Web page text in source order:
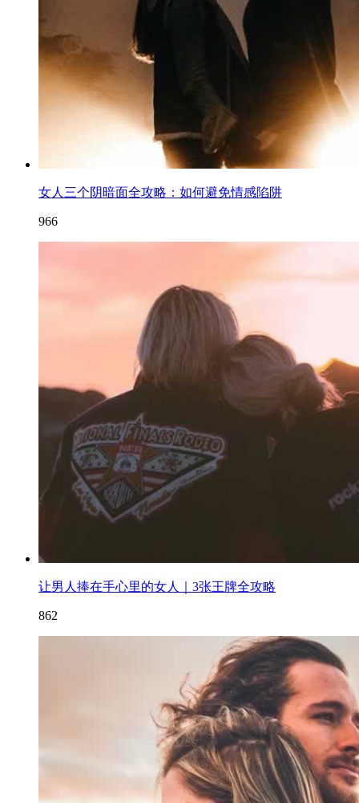
女人三个阴暗面全攻略：如何避免情感陷阱
966
让男人捧在手心里的女人｜3张王牌全攻略
862